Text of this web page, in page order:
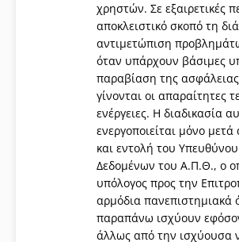
χρηστών. Σε εξαιρετικές
αποκλειστικό σκοπό τη
αντιμετώπιση
όταν υπάρχουν βάσιμες
παραβίαση της
γίνονται οι απαραίτητες
ενέργειες. Η διαδικασία
ενεργοποιείται μόνο
και εντολή του
Δεδομένων του Α.Π.Θ., ο
υπόλογος προς την
αρμόδια πανεπιστημιακά
παραπάνω ισχύουν
άλλως από την ισχύουσα